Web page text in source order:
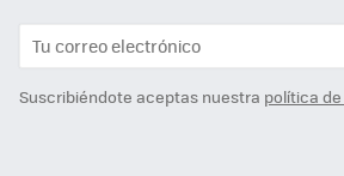
Suscribiéndote aceptas nuestra política